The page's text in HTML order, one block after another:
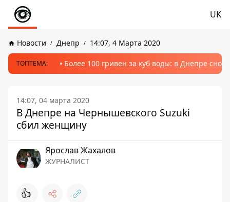
UK
Новости Днепр 14:07, 4 Марта 2020
ТОПТЕМА: Более 100 гривен за куб воды: в Днепре
14:07, 04 марта 2020
В Днепре на Чернышевского Suzuki
сбил женщину
Ярослав Жахалов
ЖУРНАЛИСТ
👍